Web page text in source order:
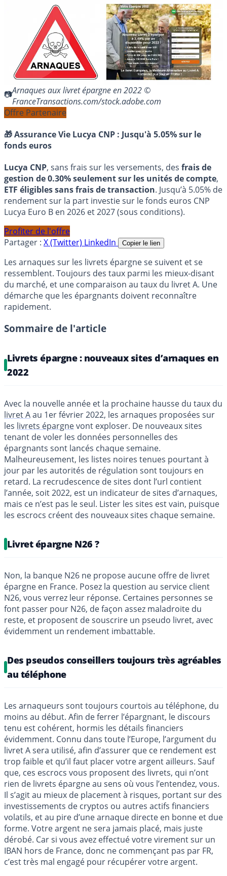
Arnaques aux livret épargne en 2022 ©
FranceTransactions.com/stock.adobe.com
Offre Partenaire
🎁 Assurance Vie Lucya CNP : Jusqu'à 5.05% sur le
fonds euros
Lucya CNP, sans frais sur les versements, des frais de
gestion de 0.30% seulement sur les unités de compte,
ETF éligibles sans frais de transaction. Jusqu’à 5.05% de
rendement sur la part investie sur le fonds euros CNP
Lucya Euro B en 2026 et 2027 (sous conditions).
Profiter de l'offre
Partager : X (Twitter) LinkedIn Copier le lien
Les arnaques sur les livrets épargne se suivent et se
ressemblent. Toujours des taux parmi les mieux-disant
du marché, et une comparaison au taux du livret A. Une
démarche que les épargnants doivent reconnaître
rapidement.
Sommaire de l'article
Livrets épargne : nouveaux sites d’arnaques en
2022
Avec la nouvelle année et la prochaine hausse du taux du
livret Aau 1er février 2022, les arnaques proposées sur
les livrets épargnevont exploser. De nouveaux sites
tenant de voler les données personnelles des
épargnants sont lancés chaque semaine.
Malheureusement, les listes noires tenues pourtant à
jour par les autorités de régulation sont toujours en
retard. La recrudescence de sites dont l’url contient
l’année, soit 2022, est un indicateur de sites d’arnaques,
mais ce n’est pas le seul. Lister les sites est vain, puisque
les escrocs créent des nouveaux sites chaque semaine.
Livret épargne N26 ?
Non, la banque N26 ne propose aucune offre de livret
épargne en France. Posez la question au service client
N26, vous verrez leur réponse. Certaines personnes se
font passer pour N26, de façon assez maladroite du
reste, et proposent de souscrire un pseudo livret, avec
évidemment un rendement imbattable.
Des pseudos conseillers toujours très agréables
au téléphone
Les arnaqueurs sont toujours courtois au téléphone, du
moins au début. Afin de ferrer l’épargnant, le discours
tenu est cohérent, hormis les détails financiers
évidemment. Connu dans toute l’Europe, l’argument du
livret A sera utilisé, afin d’assurer que ce rendement est
trop faible et qu’il faut placer votre argent ailleurs. Sauf
que, ces escrocs vous proposent des livrets, qui n’ont
rien de livrets épargne au sens où vous l’entendez, vous.
Il s’agit au mieux de placement à risques, portant sur des
investissements de cryptos ou autres actifs financiers
volatils, et au pire d’une arnaque directe en bonne et due
forme. Votre argent ne sera jamais placé, mais juste
dérobé. Car si vous avez effectué votre virement sur un
IBAN hors de France, donc ne commençant pas par FR,
c’est très mal engagé pour récupérer votre argent.